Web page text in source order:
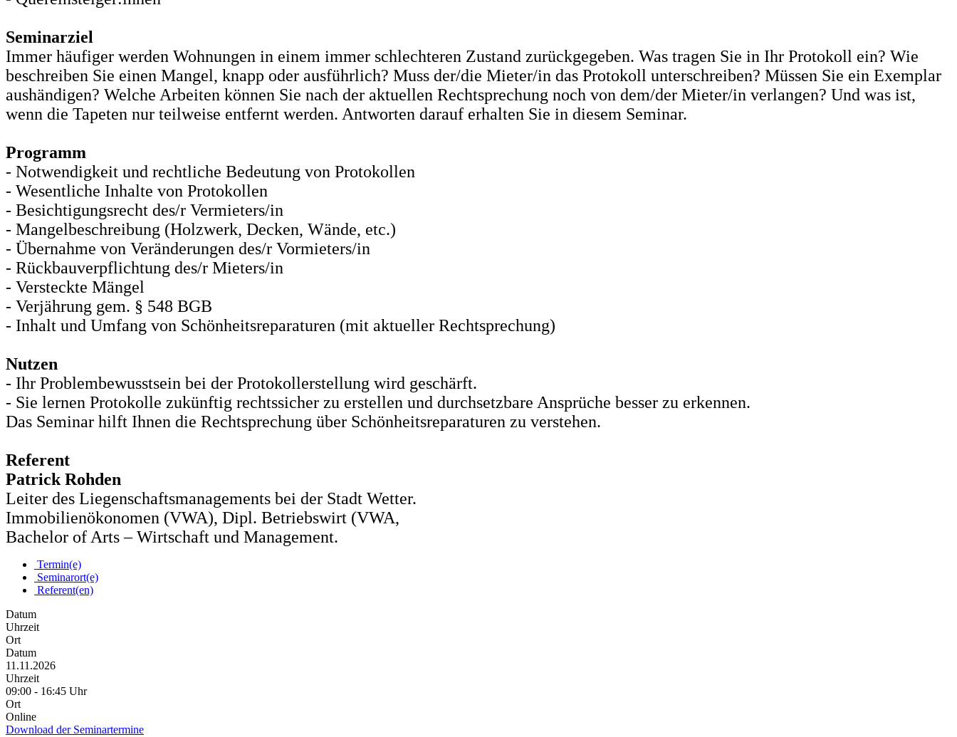
Seminarziel
Immer häufiger werden Wohnungen in einem immer schlechteren Zustand zurückgegeben. Was tragen Sie in Ihr Protokoll ein? Wie
beschreiben Sie einen Mangel, knapp oder ausführlich? Muss der/die Mieter/in das Protokoll unterschreiben? Müssen Sie ein Exemplar
aushändigen? Welche Arbeiten können Sie nach der aktuellen Rechtsprechung noch von dem/der Mieter/in verlangen? Und was ist,
wenn die Tapeten nur teilweise entfernt werden. Antworten darauf erhalten Sie in diesem Seminar.
Programm
- Notwendigkeit und rechtliche Bedeutung von Protokollen
- Wesentliche Inhalte von Protokollen
- Besichtigungsrecht des/r Vermieters/in
- Mangelbeschreibung (Holzwerk, Decken, Wände, etc.)
- Übernahme von Veränderungen des/r Vormieters/in
- Rückbauverpflichtung des/r Mieters/in
- Versteckte Mängel
- Verjährung gem. § 548 BGB
- Inhalt und Umfang von Schönheitsreparaturen (mit aktueller Rechtsprechung)
Nutzen
- Ihr Problembewusstsein bei der Protokollerstellung wird geschärft.
- Sie lernen Protokolle zukünftig rechtssicher zu erstellen und durchsetzbare Ansprüche besser zu erkennen.
Das Seminar hilft Ihnen die Rechtsprechung über Schönheitsreparaturen zu verstehen.
Referent
Patrick Rohden
Leiter des Liegenschaftsmanagements bei der Stadt Wetter.
Immobilienökonomen (VWA), Dipl. Betriebswirt (VWA,
Bachelor of Arts – Wirtschaft und Management.
Termin(e)
Seminarort(e)
Referent(en)
Datum
Uhrzeit
Ort
Datum
11.11.2026
Uhrzeit
09:00 - 16:45 Uhr
Ort
Online
Download der Seminartermine